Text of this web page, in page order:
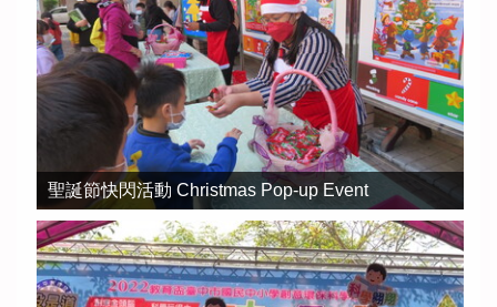
聖誕節快閃活動 Christmas Pop-up Event